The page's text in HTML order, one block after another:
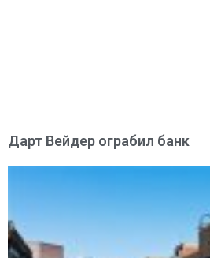
Дарт Вейдер ограбил банк